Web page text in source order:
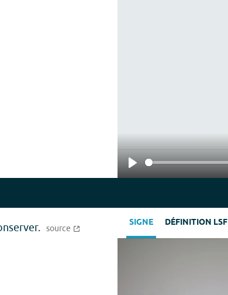
Play
source SIGNE DÉFINITION LSF